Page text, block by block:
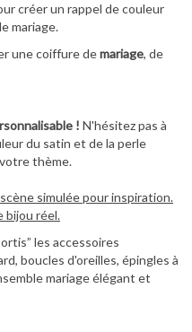
créer un rappel de couleur
mariage.
une coiffure demariage, de
! N'hésitez pas à
du satin et de la perle
thème.
simulée pour inspiration.
bijou réel.
les accessoires
boucles d'oreilles, épingles à
mariage élégant et